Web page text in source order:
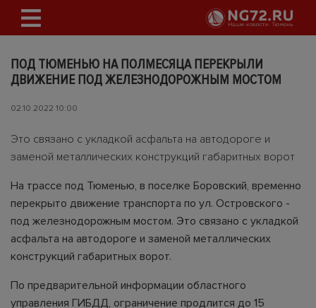
ПОД ТЮМЕНЬЮ НА ПОЛМЕСЯЦА ПЕРЕКРЫЛИ
ДВИЖЕНИЕ ПОД ЖЕЛЕЗНОДОРОЖНЫМ МОСТОМ
02.10.2022 10:00
Это связано с укладкой асфальта на автодороге и
заменой металлических конструкций габаритных ворот
На трассе под Тюменью, в поселке Боровский, временно
перекрыто движение транспорта по ул. Островского -
под железнодорожным мостом. Это связано с укладкой
асфальта на автодороге и заменой металлических
конструкций габаритных ворот.
По предварительной информации областного
управления ГИБДД, ограничение продлится до 15